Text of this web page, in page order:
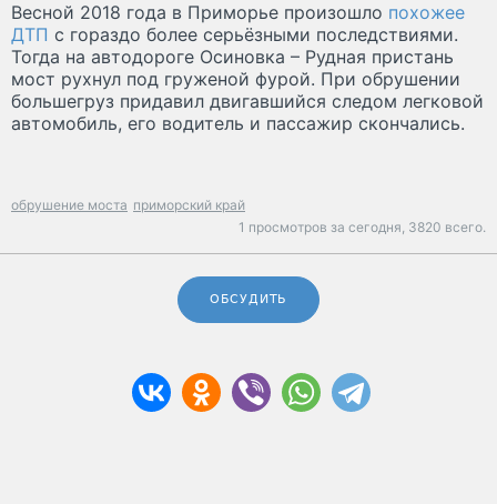
Весной 2018 года в Приморье произошло похожее
ДТП с гораздо более серьёзными последствиями.
Тогда на автодороге Осиновка – Рудная пристань
мост рухнул под груженой фурой. При обрушении
большегруз придавил двигавшийся следом легковой
автомобиль, его водитель и пассажир скончались.
обрушение моста приморский край
1 просмотров за сегодня, 3820 всего.
ОБСУДИТЬ